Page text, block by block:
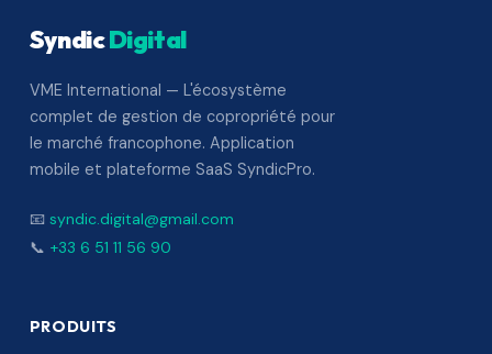
SyndicDigital
VME International — L'écosystème
complet de gestion de copropriété pour
le marché francophone. Application
mobile et plateforme SaaS SyndicPro.
📧 syndic.digital@gmail.com
📞 +33 6 51 11 56 90
PRODUITS